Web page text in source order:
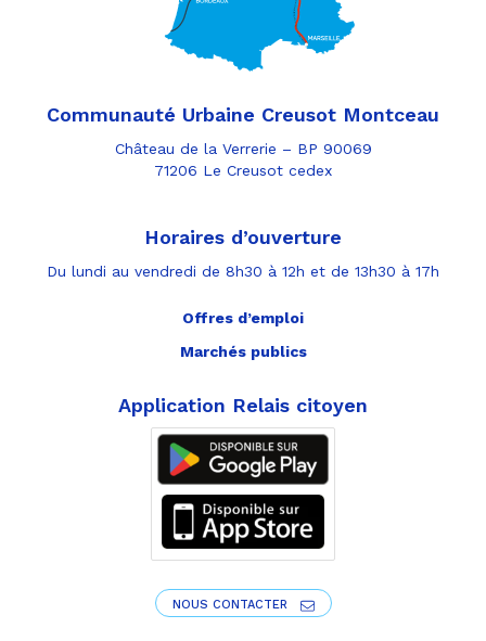
Communauté Urbaine Creusot Montceau
Château de la Verrerie – BP 90069
71206 Le Creusot cedex
Horaires d’ouverture
Du lundi au vendredi de 8h30 à 12h et de 13h30 à 17h
Offres d’emploi
Marchés publics
Application Relais citoyen
NOUS CONTACTER